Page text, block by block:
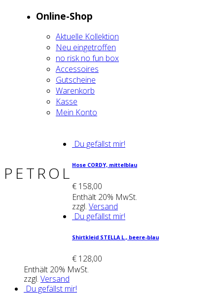
Online-Shop
Aktu­el­le Kol­lek­ti­on
Neu ein­ge­trof­fen
no risk no fun box
Acces­soires
Gut­schei­ne
Waren­korb
Kas­se
Mein Kon­to
PETROL
Du gefällst mir!
Hose COR­DY, mit­tel­blau
€ 158,00
Enthält 20% MwSt.
zzgl. Versand
Du gefällst mir!
Shirt­kleid STEL­LA L., bee­re-blau
€ 128,00
Enthält 20% MwSt.
zzgl. Versand
Du gefällst mir!